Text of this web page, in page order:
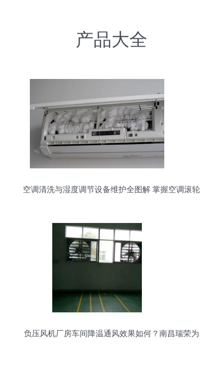
产品大全
空调清洗与湿度调节设备维护全图解 掌握空调滚轮
负压风机厂房车间降温通风效果如何？南昌瑞荣为